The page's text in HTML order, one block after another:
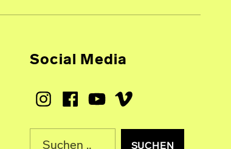
Social Media
InstagramFacebookYoutubeVimeo
Suche nach: